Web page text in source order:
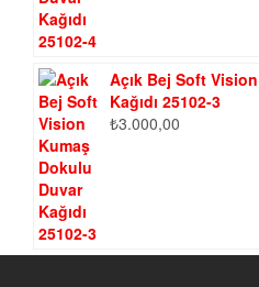
Açık Bej Soft
Kağıdı 25102-3
₺3.000,00